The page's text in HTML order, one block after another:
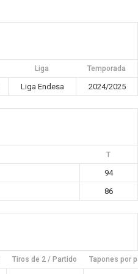
Liga Temporada
Liga Endesa 2024/2025
T
94
86
Tiros de 2 / Partido Tapones por